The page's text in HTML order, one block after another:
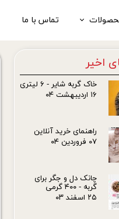
کنسروها
ملزومات
همه محصولات
محصولات
تماس با ما
اخیر
خاک گربه شایر - ۶ لیتری
۱۶ اردیبهشت ۰۴
راهنمای خرید آنلاین
۰۷ فروردین ۰۴
چانک دل و جگر برای
گربه - ۴۰۰ گرمی
۲۵ اسفند ۰۳